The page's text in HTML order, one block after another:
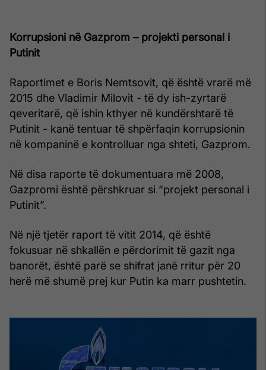
Korrupsioni në Gazprom – projekti personal i
Putinit
Raportimet e Boris Nemtsovit, që është vrarë më
2015 dhe Vladimir Milovit - të dy ish-zyrtarë
qeveritarë, që ishin kthyer në kundërshtarë të
Putinit - kanë tentuar të shpërfaqin korrupsionin
në kompaninë e kontrolluar nga shteti, Gazprom.
Në disa raporte të dokumentuara më 2008,
Gazpromi është përshkruar si “projekt personal i
Putinit”.
Në një tjetër raport të vitit 2014, që është
fokusuar në shkallën e përdorimit të gazit nga
banorët, është parë se shifrat janë rritur për 20
herë më shumë prej kur Putin ka marr pushtetin.